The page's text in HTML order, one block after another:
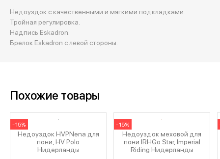
Недоуздок с качественными и мягкими подкладками.
Тройная регулировка.
Надпись Eskadron.
Брелок Eskadron с левой стороны.
Похожие товары
-15%
Недоуздок HVPNena для
пони, HV Polo
Нидерланды
-15%
Недоуздок меховой для
пони IRHGo Star, Imperial
Riding Нидерланды